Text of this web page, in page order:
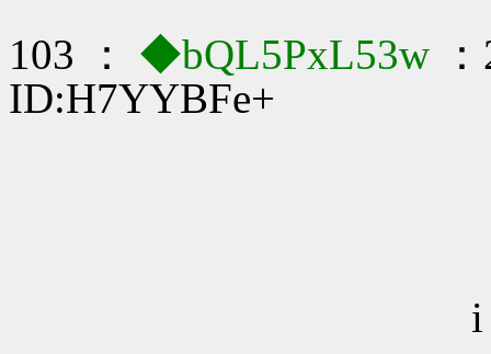
103 ：
◆bQL5PxL53w
ID:H7YYBFe+
i